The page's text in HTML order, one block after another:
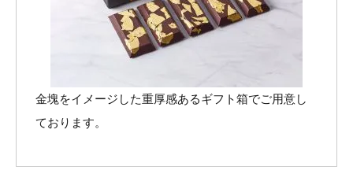
金塊をイメージした重厚感あるギフト箱でご用意し
ております。